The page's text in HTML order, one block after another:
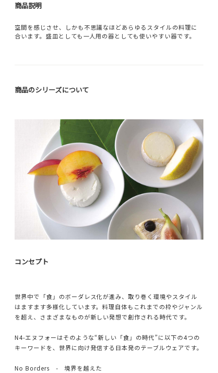
商品説明
空間を感じさせ、しかも不思議なほどあらゆるスタイルの料理に
合います。盛皿としても一人用の器としても使いやすい器です。
商品のシリーズについて
コンセプト
世界中で「食」のボーダレス化が進み、取り巻く環境やスタイル
はますます多様化しています。料理自体もこれまでの枠やジャンル
を超え、さまざまなものが新しい発想で創作される時代です。
N4-エヌフォーはそのような“新しい「食」の時代”に以下の4つの
キーワードを、世界に向け発信する日本発のテーブルウェアです。
No Borders - 境界を越えた